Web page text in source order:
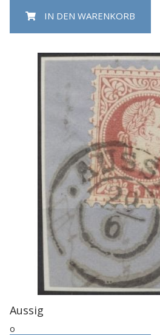
IN DEN WARENKORB
Aussig
o